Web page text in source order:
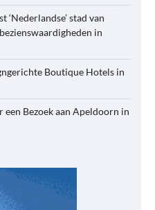
‘Nederlandse’ stad van
in
Boutique Hotels in
een Bezoek aan Apeldoorn in